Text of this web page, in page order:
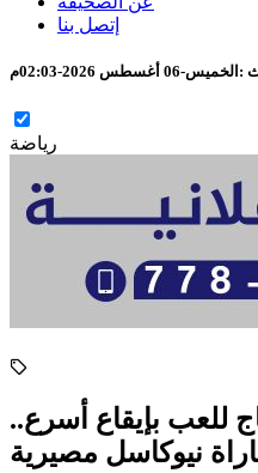
إتصل بنا
: الخميس-06 أغسطس 2026-02:03م
رياضة
للعب بإيقاع أسرع..
نيوكاسل مصيرية